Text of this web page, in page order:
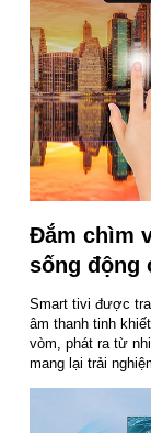
Đắm chìm
sống động
Smart tivi được
âm thanh tinh
vòm, phát ra từ
mang lại trải